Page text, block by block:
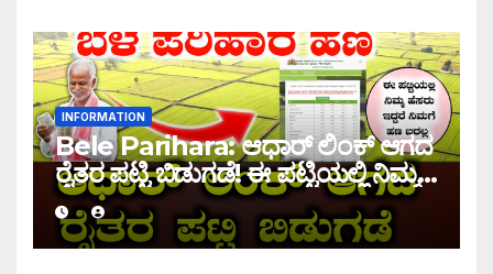
INFORMATION
Bele Parihara: ಆಧಾರ್ ಲಿಂಕ್ ಆಗದ
ರೈತರ ಪಟ್ಟಿ ಬಿಡುಗಡೆ! ಈ ಪಟ್ಟಿಯಲ್ಲಿ ನಿಮ್ಮ
ಹೆಸರು ಇದ್ದರೆ ನಿಮಗೆ ಹಣ ಜಮಾ ಆಗಲ್ಲ !